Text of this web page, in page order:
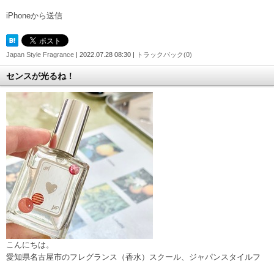
iPhoneから送信
Japan Style Fragrance | 2022.07.28 08:30 | トラックバック(0)
センスが光るね！
こんにちは。
愛知県名古屋市のフレグランス（香水）スクール、ジャパンスタイルフ